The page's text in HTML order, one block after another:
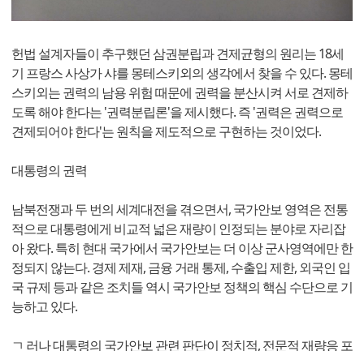
헌법 설계자들이 추구했던 삼권분립과 견제균형의 원리는 18세
기 프랑스 사상가 샤를 몽테스키외의 생각에서 찾을 수 있다. 몽테
스키외는 권력의 남용 위험 때문에 권력을 분산시켜 서로 견제하
도록 해야 한다는 '권력분립론'을 제시했다. 즉 '권력은 권력으로
견제되어야 한다'는 원칙을 제도적으로 구현하는 것이었다.
대통령의 권력
남북전쟁과 두 번의 세계대전을 겪으면서, 국가안보 영역은 전통
적으로 대통령에게 비교적 넓은 재량이 인정되는 분야로 자리잡
아 왔다. 특히 현대 국가에서 국가안보는 더 이상 군사영역에만 한
정되지 않는다. 경제 제재, 금융 거래 통제, 수출입 제한, 외국인 입
국 규제 등과 같은 조치들 역시 국가안보 정책의 핵심 수단으로 기
능하고 있다.
ㄱ 러나 대통령의 국가안보 관련 판단이 정치적, 전문적 재량응 포